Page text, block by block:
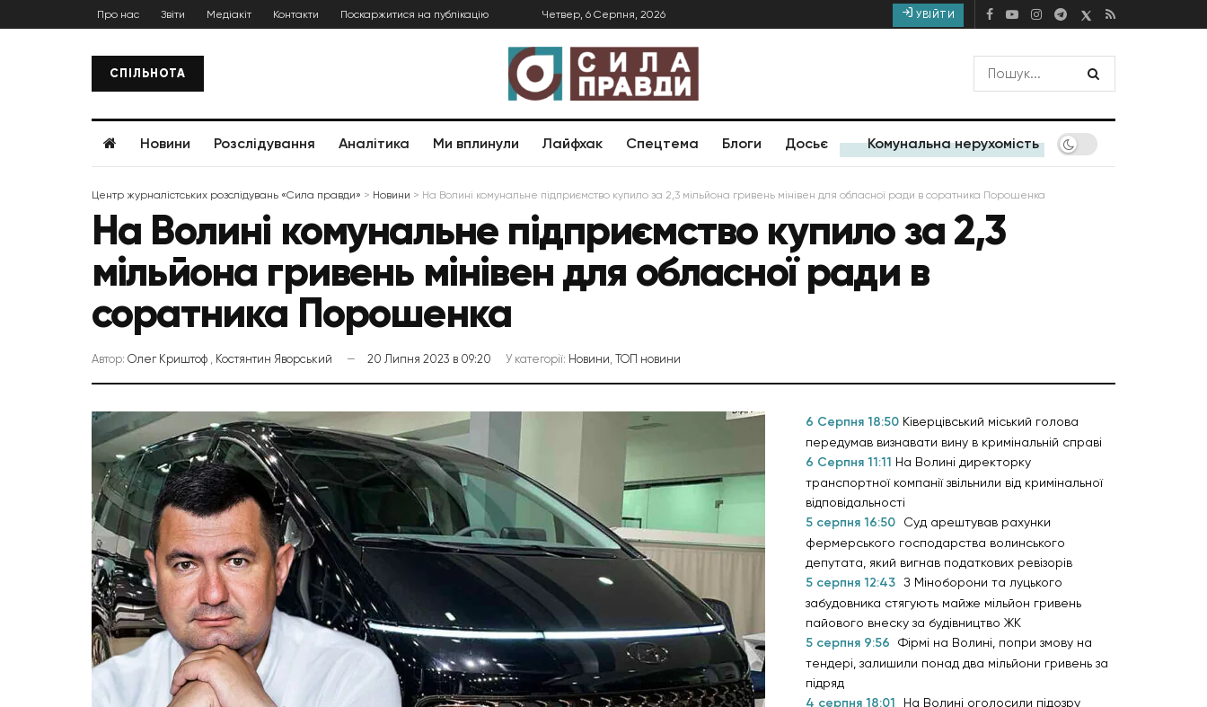
Про нас Звіти Медіакіт Контакти Поскаржитися на публікацію Четвер, 6 Серпня, 2026 УВІЙТИ
СПІЛЬНОТА
Новини Розслідування Аналітика Ми вплинули Лайфхак Спецтема Блоги Досьє Комунальна нерухомість
Центр журналістських розслідувань «Сила правди» > Новини > На Волині комунальне підприємство купило за 2,3 мільйона гривень мінівен для обласної ради в соратника Порошенка
На Волині комунальне підприємство купило за 2,3
мільйона гривень мінівен для обласної ради в
соратника Порошенка
Автор: Олег Криштоф , Костянтин Яворський 20 Липня 2023 в 09:20 У категорії: Новини, ТОП новини
6 Серпня 18:50 Ківерцівський міський голова
передумав визнавати вину в кримінальній справі
6 Серпня 11:11 На Волині директорку
транспортної компанії звільнили від кримінальної
відповідальності
5 серпня 16:50
Суд арештував рахунки
фермерського господарства волинського
депутата, який вигнав податкових ревізорів
5 серпня 12:43 З Міноборони та луцького
забудовника стягують майже мільйон гривень
пайового внеску за будівництво ЖК
5 серпня 9:56
Фірмі на Волині, попри змову на
тендері, залишили понад два мільйони гривень за
підряд
4 серпня 18:01
На Волині оголосили підозру